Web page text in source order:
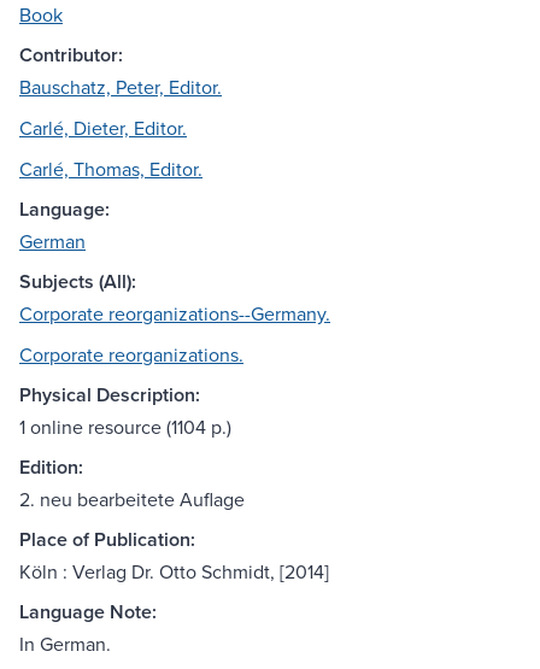
Book
Contributor:
Bauschatz, Peter, Editor.
Carlé, Dieter, Editor.
Carlé, Thomas, Editor.
Language:
German
Subjects (All):
Corporate reorganizations--Germany.
Corporate reorganizations.
Physical Description:
1 online resource (1104 p.)
Edition:
2. neu bearbeitete Auflage
Place of Publication:
Köln : Verlag Dr. Otto Schmidt, [2014]
Language Note:
In German.